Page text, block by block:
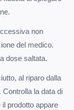
non
del medico.
dose saltata.
al riparo dalla
Controlla la data di
prodotto appare